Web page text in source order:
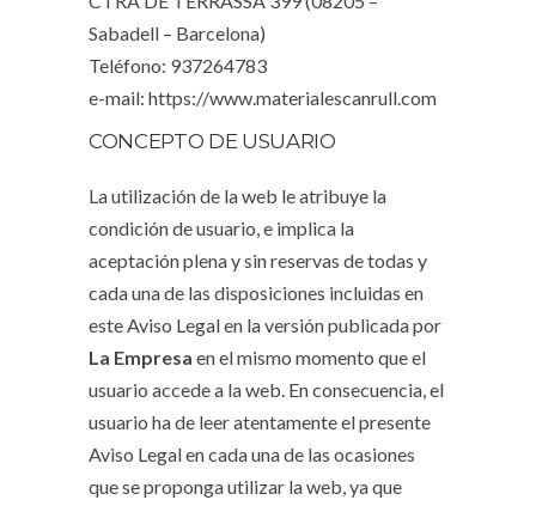
Sabadell – Barcelona)
Teléfono: 937264783
e-mail: https://www.materialescanrull.com
CONCEPTO DE USUARIO
La utilización de la web le atribuye la
condición de usuario, e implica la
aceptación plena y sin reservas de todas y
cada una de las disposiciones incluidas en
este Aviso Legal en la versión publicada por
La Empresa en el mismo momento que el
usuario accede a la web. En consecuencia, el
usuario ha de leer atentamente el presente
Aviso Legal en cada una de las ocasiones
que se proponga utilizar la web, ya que